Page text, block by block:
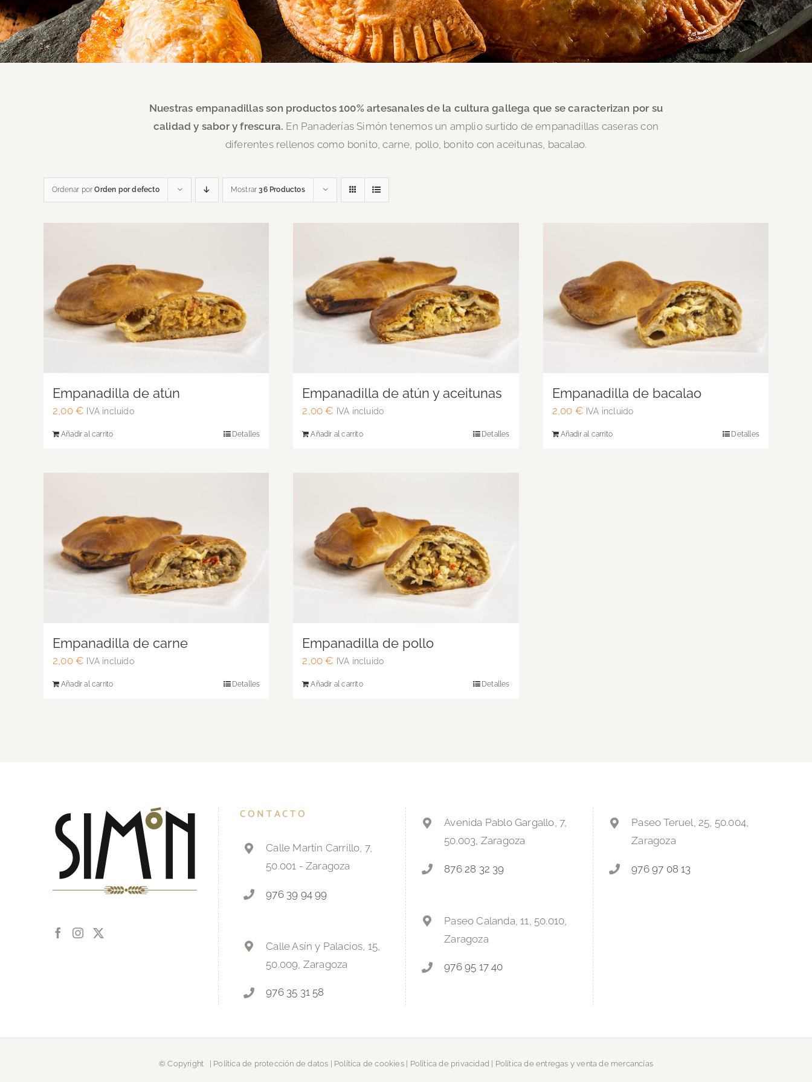
Nuestras empanadillas son productos 100% artesanales de la cultura gallega que se caracterizan por su
calidad y sabor y frescura. En Panaderías Simón tenemos un amplio surtido de empanadillas caseras con
diferentes rellenos como bonito, carne, pollo, bonito con aceitunas, bacalao.
Ordenar porOrden por defecto Mostrar36 Productos
Empanadilla de atún
2,00 € IVA incluido
Añadir al carrito Detalles
Empanadilla de atún y aceitunas
2,00€ IVA incluido
Añadir al carrito Detalles
Empanadilla de bacalao
2,00 € IVA incluido
Añadir al carrito Detalles
Empanadilla de carne
2,00 € IVA incluido
Añadir al carrito Detalles
Empanadilla de pollo
2,00€ IVA incluido
Añadir al carrito Detalles
CONTACTO
Calle Martín Carrillo, 7,
50.001 - Zaragoza
976 39 94 99
Calle Asín y Palacios, 15,
50.009, Zaragoza
976 35 31 58
Avenida Pablo Gargallo, 7,
50.003, Zaragoza
876 28 32 39
Paseo Calanda, 11, 50.010,
Zaragoza
976 95 17 40
Paseo Teruel, 25, 50.004,
Zaragoza
976 97 08 13
© Copyright Política de protección de datos Política de cookies| Política de privacidad Política de entregas y venta de mercancías